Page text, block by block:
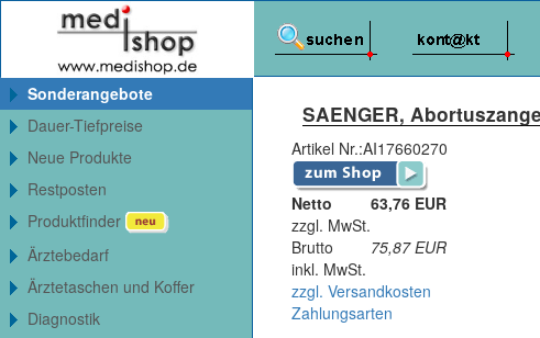
SAENGER,
Artikel Nr.:AI17660270
Netto
63,76 EUR
zzgl. MwSt.
Brutto
75,87 EUR
inkl. MwSt.
zzgl. Versandkosten
Zahlungsarten
Sonderangebote
Dauer-Tiefpreise
Neue Produkte
Restposten
Produktfinder
Ärztebedarf
Ärztetaschen und Koffer
Diagnostik